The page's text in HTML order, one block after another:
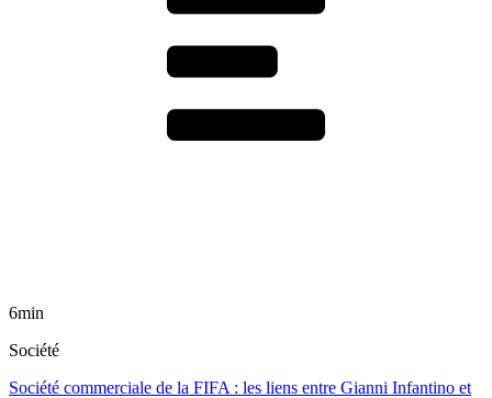
6min
Société
Société commerciale de la FIFA : les liens entre Gianni Infantino et